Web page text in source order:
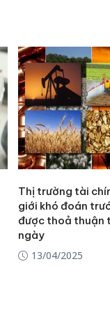
Thị trường tài
giới khó đoán
được thoả thuận
ngày
13/04/2025